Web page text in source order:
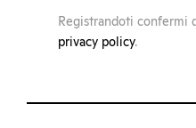
Registrandoti confermi
privacy policy.